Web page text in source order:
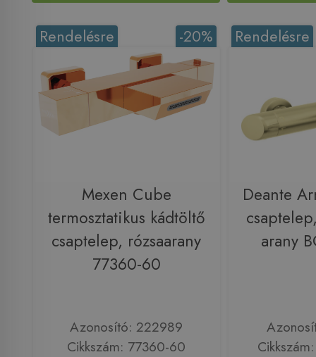
-20%
Rendelésre
Mexen Cube
termosztatikus kádtöltő
csaptelep, rózsaarany
77360-60
Azonosító: 222989
Cikkszám: 77360-60
Rendelésre
Deante
arany